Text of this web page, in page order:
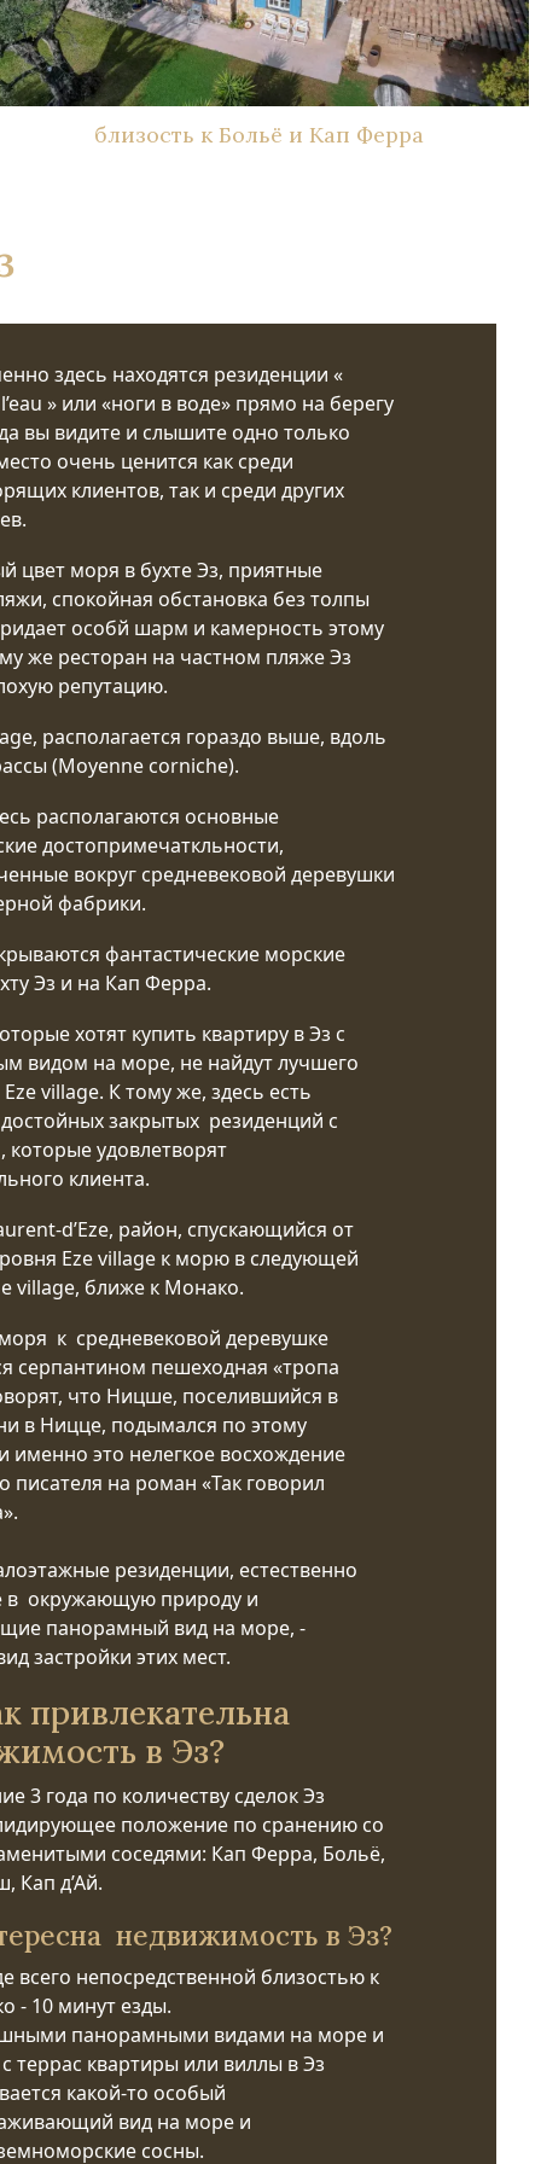
близость к Больё и Кап Ферра
здесь находятся резиденции «
» или «ноги в воде» прямо на берегу
вы видите и слышите одно только
очень ценится как среди
клиентов, так и среди других
цвет моря в бухте Эз, приятные
спокойная обстановка без толпы
особй шарм и камерность этому
же ресторан на частном пляже Эз
репутацию.
располагается гораздо выше, вдоль
(Moyenne corniche).
располагаются основные
достопримечаткльности,
вокруг средневековой деревушки
фабрики.
фантастические морские
Эз и на Кап Ферра.
хотят купить квартиру в Эз с
видом на море, не найдут лучшего
village. К тому же, здесь есть
закрытых резиденций с
которые удовлетворят
клиента.
d’Eze, район, спускающийся от
Eze village к морю в следующей
village, ближе к Монако.
к средневековой деревушке
серпантином пешеходная «тропа
что Ницше, поселившийся в
в Ницце, подымался по этому
именно это нелегкое восхождение
писателя на роман «Так говорил
резиденции, естественно
в окружающую природу и
панорамный вид на море, -
застройки этих мест.
привлекательна
в Эз?
3 года по количеству сделок Эз
положение по сранению со
соседями: Кап Ферра, Больё,
Кап д’Ай.
недвижимость в Эз?
всего непосредственной близостью к
- 10 минут езды.
панорамными видами на море и
с террас квартиры или виллы в Эз
какой-то особый
вид на море и
сосны.